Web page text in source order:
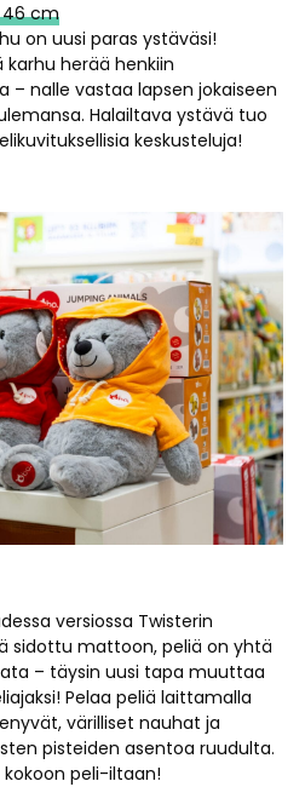
46 cm
on uusi paras ystäväsi!
herää henkiin
– nalle vastaa lapsen jokaiseen
Halailtava ystävä tuo
keskusteluja!
versiossa Twisterin
sidottu mattoon, peliä on yhtä
– täysin uusi tapa muuttaa
Pelaa peliä laittamalla
värilliset nauhat ja
pisteiden asentoa ruudulta.
peli-iltaan!